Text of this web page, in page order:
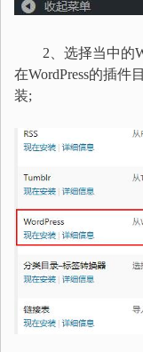
2、选择当中的
在WordPress的插
装;